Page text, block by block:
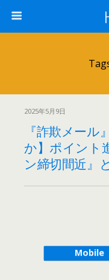
2025年5月9日
『詐欺メール
か】ポイント
ン締切間近』
Mobile